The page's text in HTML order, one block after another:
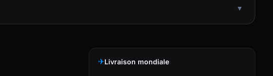
▼
✈Livraison mondiale